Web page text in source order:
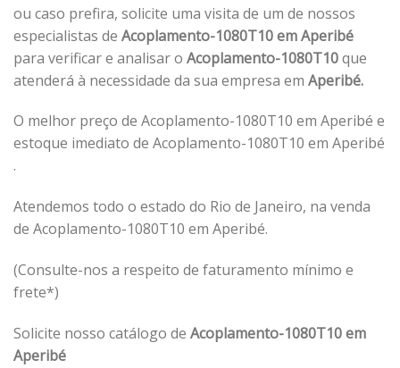
ou caso prefira, solicite uma visita de um de nossos
especialistas de Acoplamento-1080T10 em Aperibé
para verificar e analisar o Acoplamento-1080T10que
atenderá à necessidade da sua empresa em Aperibé.
O melhor preço de Acoplamento-1080T10 em Aperibé e
estoque imediato de Acoplamento-1080T10 em Aperibé
.
Atendemos todo o estado do Rio de Janeiro, na venda
de Acoplamento-1080T10 em Aperibé.
(Consulte-nos a respeito de faturamento mínimo e
frete*)
Solicite nosso catálogo de Acoplamento-1080T10 em
Aperibé